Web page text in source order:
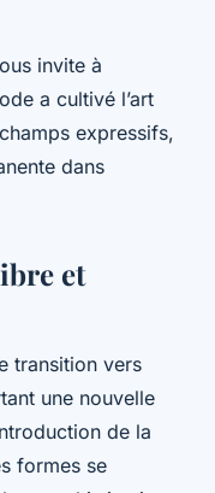
invite à
a cultivé l’art
expressifs,
dans
et
transition vers
une nouvelle
de la
formes se